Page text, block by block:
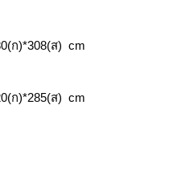
ก)*308(ส) cm
ก)*285(ส) cm